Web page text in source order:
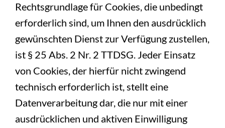
Rechtsgrundlage für Cookies, die unbedingt
erforderlich sind, um Ihnen den ausdrücklich
gewünschten Dienst zur Verfügung zustellen,
ist § 25 Abs. 2 Nr. 2 TTDSG. Jeder Einsatz
von Cookies, der hierfür nicht zwingend
technisch erforderlich ist, stellt eine
Datenverarbeitung dar, die nur mit einer
ausdrücklichen und aktiven Einwilligung